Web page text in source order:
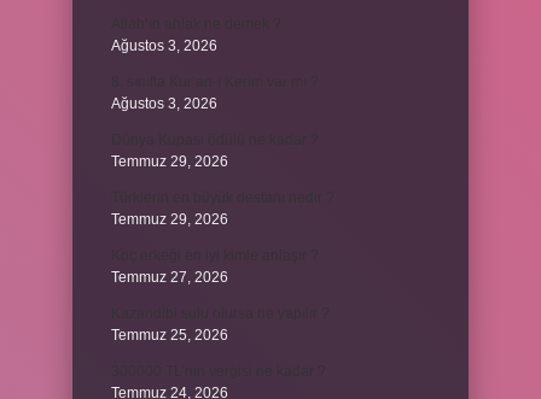
Ağustos 3, 2026
Ağustos 3, 2026
Temmuz 29, 2026
Temmuz 29, 2026
Temmuz 27, 2026
Temmuz 25, 2026
Temmuz 24, 2026